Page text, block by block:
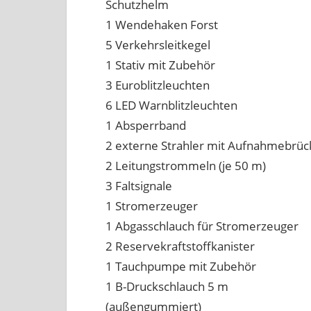
Schutzhelm
1 Wendehaken Forst
5 Verkehrsleitkegel
1 Stativ mit Zubehör
3 Euroblitzleuchten
6 LED Warnblitzleuchten
1 Absperrband
2 externe Strahler mit
2 Leitungstrommeln (je 50 m)
3 Faltsignale
1 Stromerzeuger
1 Abgasschlauch für Stromerzeuger
2 Reservekraftstoffkanister
1 Tauchpumpe mit Zubehör
1 B-Druckschlauch 5 m
(außengummiert)